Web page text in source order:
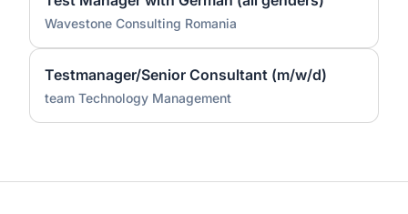
Wavestone Consulting Romania
Testmanager/Senior Consultant (m/w/d)
team Technology Management